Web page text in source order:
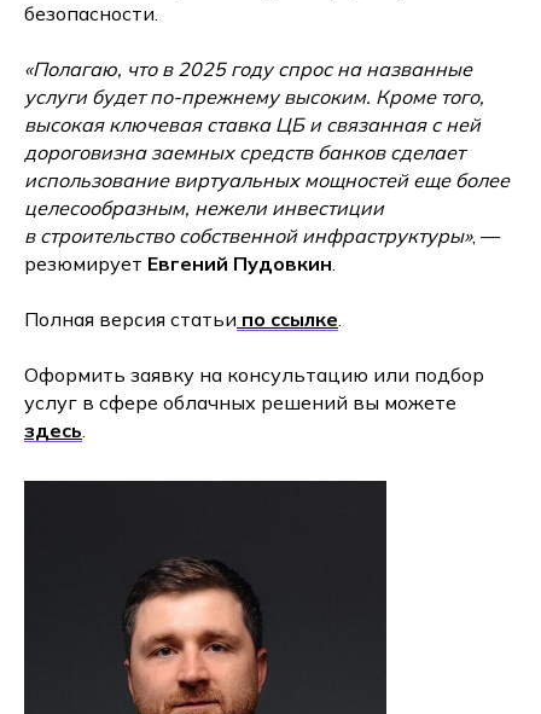
безопасности.
«Полагаю, что в 2025 году спрос на названные
услуги будет по-прежнему высоким. Кроме того,
высокая ключевая ставка ЦБ и связанная с ней
дороговизна заемных средств банков сделает
использование виртуальных мощностей еще более
целесообразным, нежели инвестиции
в строительство собственной инфраструктуры», —
резюмирует Евгений Пудовкин.
Полная версия статьи по ссылке.
Оформить заявку на консультацию или подбор
услуг в сфере облачных решений вы можете
здесь.